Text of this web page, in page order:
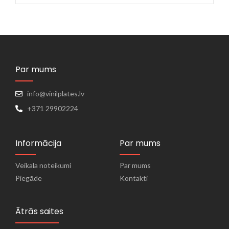
Par mums
info@vinilplates.lv
+371 29902224
Informācija
Veikala noteikumi
Piegāde
Par mums
Par mums
Kontakti
Ātrās saites